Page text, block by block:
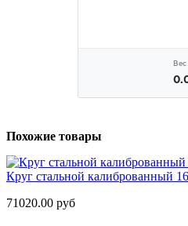
Похожие товары
Круг стальной калиброванный 16
71020.00 руб